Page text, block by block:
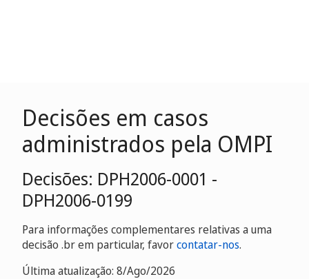
Decisões em casos
administrados pela OMPI
Decisões: DPH2006-0001 -
DPH2006-0199
Para informações complementares relativas a uma
decisão .br em particular, favorcontatar-nos.
Última atualização: 8/Ago/2026